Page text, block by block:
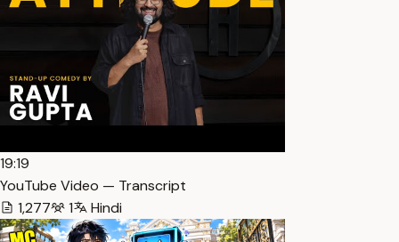
19:19
YouTube Video — Transcript
1,277
1 Hindi